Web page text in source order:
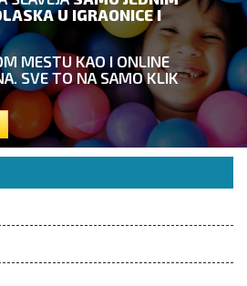
MESTU KAO I ONLINE
SVE TO NA SAMO KLIK